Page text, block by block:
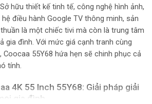
Audio
hữu thiết kế tinh tế, công nghệ hình ảnh,
điều hành Google TV thông minh, sản
là một chiếc tivi mà còn là trung tâm
gia đình. Với mức giá cạnh tranh cùng
Coocaa 55Y68 hứa hẹn sẽ chinh phục cả
tính.
4K 55 Inch 55Y68: Giải pháp giải
gia đình